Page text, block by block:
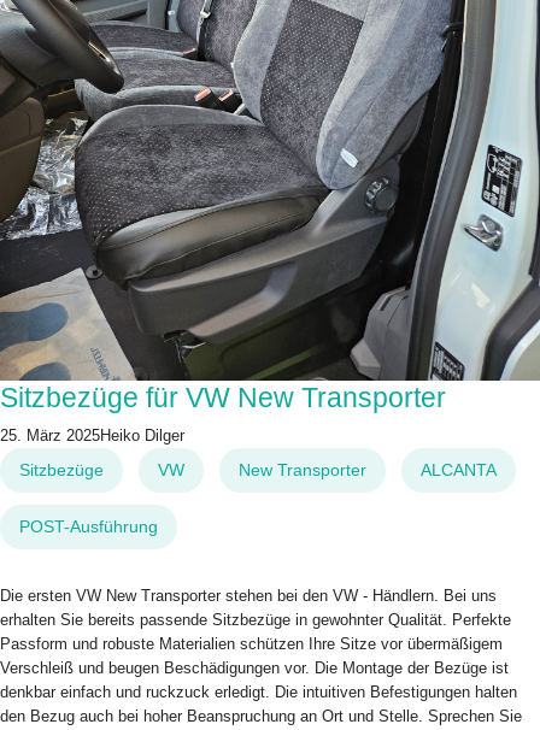
Sitzbezüge für VW New Transporter
25. März 2025Heiko Dilger
Sitzbezüge VW New Transporter ALCANTA
POST-Ausführung
Die ersten VW New Transporter stehen bei den VW - Händlern. Bei uns
erhalten Sie bereits passende Sitzbezüge in gewohnter Qualität. Perfekte
Passform und robuste Materialien schützen Ihre Sitze vor übermäßigem
Verschleiß und beugen Beschädigungen vor. Die Montage der Bezüge ist
denkbar einfach und ruckzuck erledigt. Die intuitiven Befestigungen halten
den Bezug auch bei hoher Beanspruchung an Ort und Stelle. Sprechen Sie